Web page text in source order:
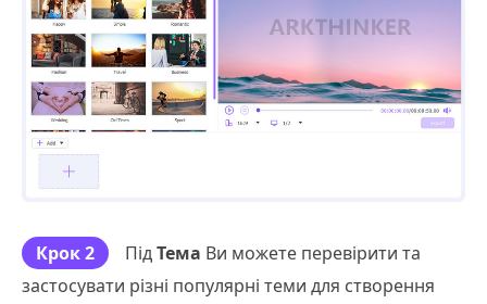
Крок 2 ПідТема Ви можете перевірити та
застосувати різні популярні теми для створення